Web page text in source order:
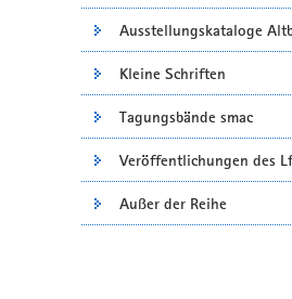
Ausstellungskataloge
Kleine Schriften
Tagungsbände smac
Veröffentlichungen des
Außer der Reihe